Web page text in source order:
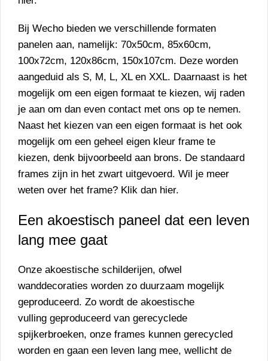
Bij Wecho bieden we verschillende formaten
panelen aan, namelijk: 70x50cm, 85x60cm,
100x72cm, 120x86cm, 150x107cm. Deze worden
aangeduid als S, M, L, XL en XXL. Daarnaast is het
mogelijk om een eigen formaat te kiezen, wij raden
je aan om dan even contact met ons op te nemen.
Naast het kiezen van een eigen formaat is het ook
mogelijk om een geheel eigen kleur frame te
kiezen, denk bijvoorbeeld aan brons. De standaard
frames zijn in het zwart uitgevoerd. Wil je meer
weten over het frame? Klik dan hier.
Een akoestisch paneel dat een leven
lang mee gaat
Onze akoestische schilderijen, ofwel
wanddecoraties worden zo duurzaam mogelijk
geproduceerd. Zo wordt de akoestische
vulling geproduceerd van gerecyclede
spijkerbroeken, onze frames kunnen gerecycled
worden en gaan een leven lang mee, wellicht de